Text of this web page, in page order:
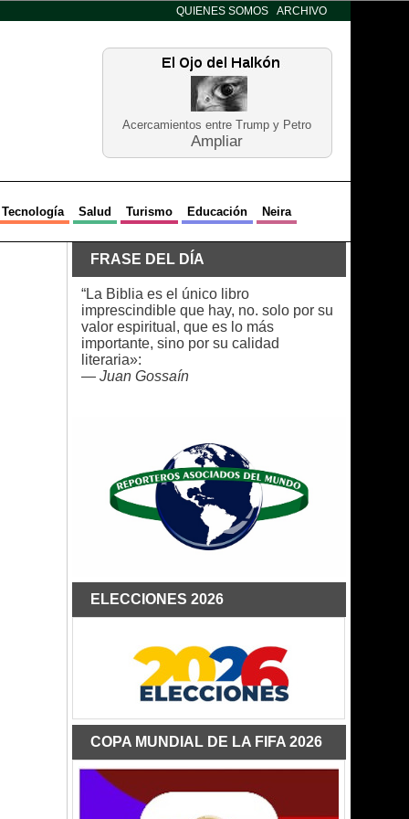
QUIENES SOMOS ARCHIVO
Acercamientos entre Trump y Petro
Ampliar
Tecnología Salud Turismo Educación Neira
FRASE DEL DÍA
“La Biblia es el único libro
imprescindible que hay, no. solo por su
valor espiritual, que es lo más
importante, sino por su calidad
literaria»:
— Juan Gossaín
ELECCIONES 2026
COPA MUNDIAL DE LA FIFA 2026